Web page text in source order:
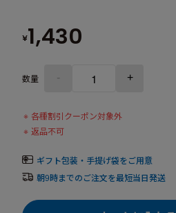
¥1,430
数量 - +
各種割引クーポン対象外
返品不可
ギフト包装・手提げ袋をご用意
朝9時までのご注文を最短当日発送